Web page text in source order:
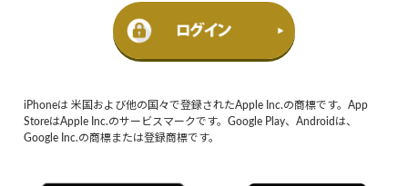
iPhoneは 米国および他の国々で登録されたApple Inc.の商標です。App
StoreはApple Inc.のサービスマークです。Google Play、Androidは、
Google Inc.の商標または登録商標です。